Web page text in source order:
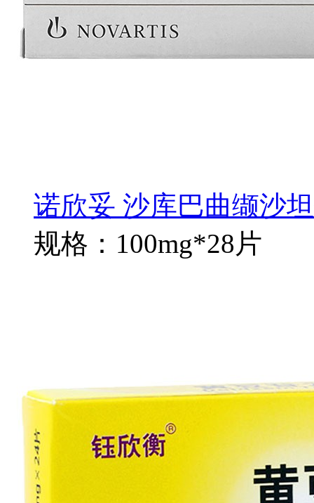
诺欣妥 沙库巴曲缬沙
规格：100mg*28片